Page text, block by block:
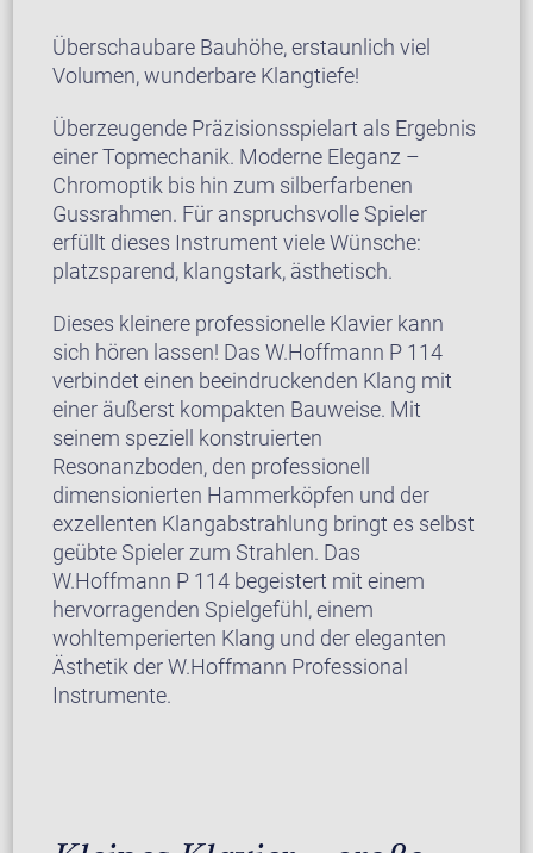
Überschaubare Bauhöhe, erstaunlich viel
Volumen, wunderbare Klangtiefe!
Überzeugende Präzisionsspielart als Ergebnis
einer Topmechanik. Moderne Eleganz –
Chromoptik bis hin zum silberfarbenen
Gussrahmen. Für anspruchsvolle Spieler
erfüllt dieses Instrument viele Wünsche:
platzsparend, klangstark, ästhetisch.
Dieses kleinere professionelle Klavier kann
sich hören lassen! Das W.Hoffmann P 114
verbindet einen beeindruckenden Klang mit
einer äußerst kompakten Bauweise. Mit
seinem speziell konstruierten
Resonanzboden, den professionell
dimensionierten Hammerköpfen und der
exzellenten Klangabstrahlung bringt es selbst
geübte Spieler zum Strahlen. Das
W.Hoffmann P 114 begeistert mit einem
hervorragenden Spielgefühl, einem
wohltemperierten Klang und der eleganten
Ästhetik der W.Hoffmann Professional
Instrumente.